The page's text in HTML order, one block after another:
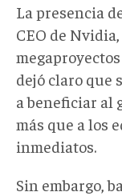
La presencia
CEO de
dejó claro que
a beneficiar al
más que a los
inmediatos.
Sin embargo,